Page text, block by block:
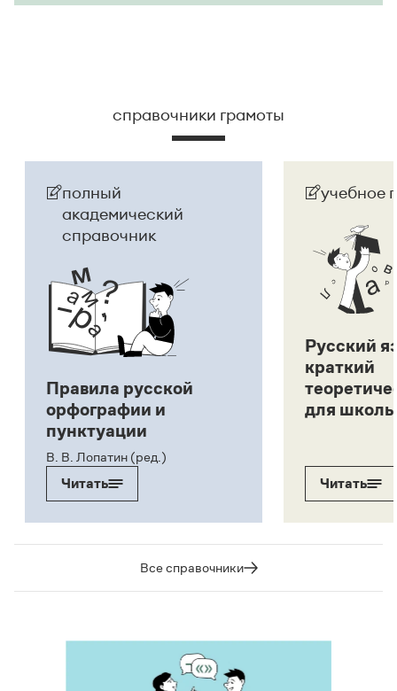
справочники грамоты
полный
академический
справочник
Правила русской
орфографии и
пунктуации
В. В. Лопатин (ред.)
Читать
учебное
Русский
краткий
для
Читать
Все справочники